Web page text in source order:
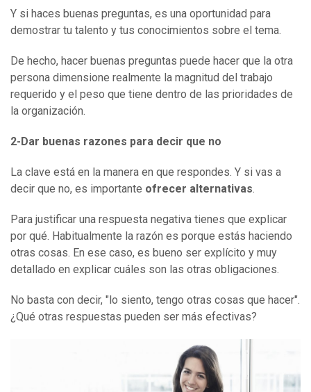
Y si haces buenas preguntas, es una oportunidad para
demostrar tu talento y tus conocimientos sobre el tema.
De hecho, hacer buenas preguntas puede hacer que la otra
persona dimensione realmente la magnitud del trabajo
requerido y el peso que tiene dentro de las prioridades de
la organización.
2- Dar buenas razones para decir que no
La clave está en la manera en que respondes. Y si vas a
decir que no, es importante ofrecer alternativas.
Para justificar una respuesta negativa tienes que explicar
por qué. Habitualmente la razón es porque estás haciendo
otras cosas. En ese caso, es bueno ser explícito y muy
detallado en explicar cuáles son las otras obligaciones.
No basta con decir, "lo siento, tengo otras cosas que hacer".
¿Qué otras respuestas pueden ser más efectivas?